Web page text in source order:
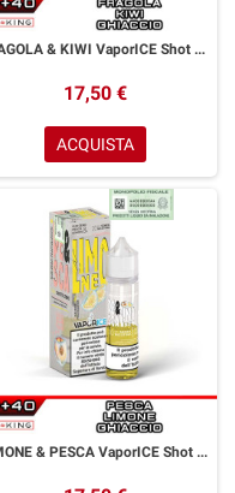
FRAGOLA & KIWI VaporICE Shot 20ml VAPORART Kiwi Fragola Ice
17,50 €
ACQUISTA
LIMONE & PESCA VaporICE Shot 20ml VAPORART Pesca Limone Ice